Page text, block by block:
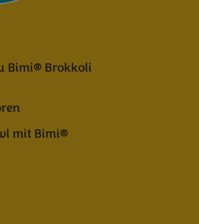
Bimi® Brokkoli
mit Bimi®